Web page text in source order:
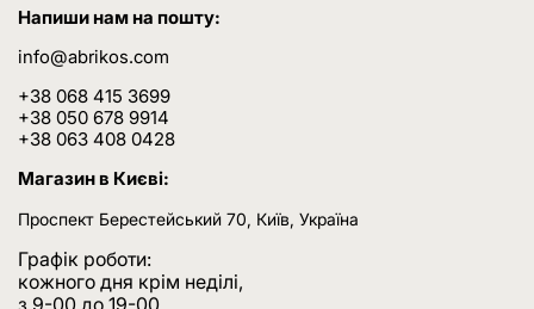
Напиши нам на пошту:
info@abrikos.com
+38 068 415 3699
+38 050 678 9914
+38 063 408 0428
Магазин в Києві:
Проспект Берестейський 70, Київ, Україна
Графік роботи:
кожного дня крім неділі,
з 9-00 до 19-00